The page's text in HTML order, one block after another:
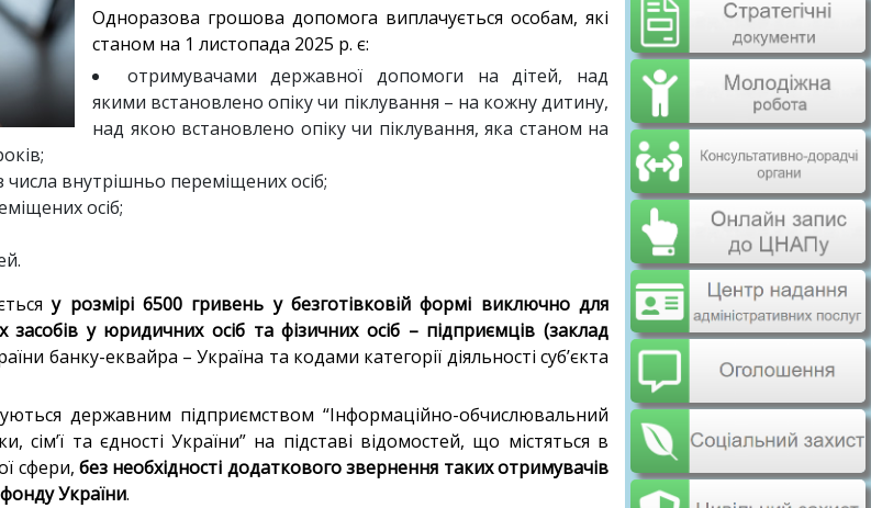
Одноразова грошова допомога виплачується особам, які
станом на 1 листопада 2025 р. є:
отримувачами державної допомоги на дітей, над
якими встановлено опіку чи піклування – на кожну дитину,
над якою встановлено опіку чи піклування, яка станом на
числа внутрішньо переміщених осіб;
осіб;
у розмірі 6500 гривень у безготівковій формі виключно для
засобів у юридичних осіб та фізичних осіб – підприємців (заклад
банку-еквайра – Україна та кодами категорії діяльності суб’єкта
державним підприємством “Інформаційно-обчислювальний
сім’ї та єдності України” на підставі відомостей, що містяться в
сфери, без необхідності додаткового звернення таких отримувачів
України.